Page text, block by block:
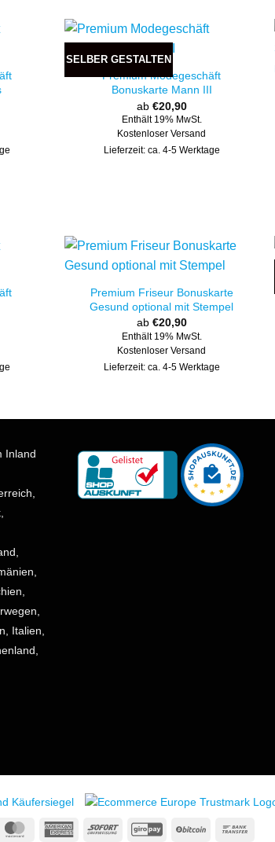
SELBER GESTALTEN
Premium Modegeschäft
Bonuskarte Mann III
ab €20,90
Enthält 19% MwSt.
Kostenloser Versand
Lieferzeit: ca. 4-5 Werktage
Premium Friseur Bonuskarte
Gesund optional mit Stempel
ab €20,90
Enthält 19% MwSt.
Kostenloser Versand
Lieferzeit: ca. 4-5 Werktage
Inland
Italien,
MasterCardAmericanSofort GiroPay BitCoin